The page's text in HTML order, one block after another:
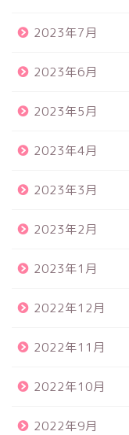
2023年7月
2023年6月
2023年5月
2023年4月
2023年3月
2023年2月
2023年1月
2022年12月
2022年11月
2022年10月
2022年9月